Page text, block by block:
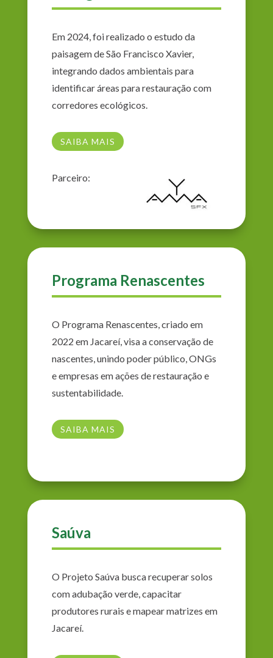
Em 2024, foi realizado o estudo da
paisagem de São Francisco Xavier,
integrando dados ambientais para
identificar áreas para restauração com
corredores ecológicos.
SAIBA MAIS
Parceiro:
Programa Renascentes
O Programa Renascentes, criado em
2022 em Jacareí, visa a conservação de
nascentes, unindo poder público, ONGs
e empresas em ações de restauração e
sustentabilidade.
SAIBA MAIS
Saúva
O Projeto Saúva busca recuperar solos
com adubação verde, capacitar
produtores rurais e mapear matrizes em
Jacareí.